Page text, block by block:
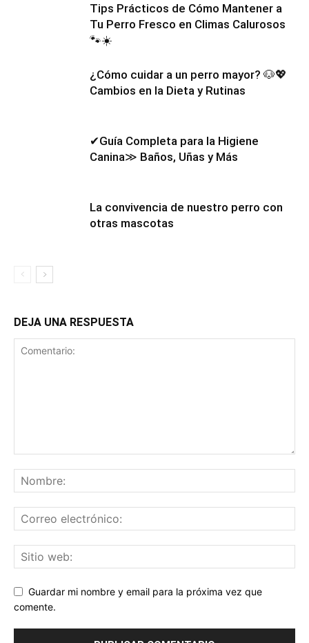
Tips Prácticos de Cómo Mantener a
Tu Perro Fresco en Climas Calurosos
🐾☀️
¿Cómo cuidar a un perro mayor? 🐶💖
Cambios en la Dieta y Rutinas
✔Guía Completa para la Higiene
Canina≫ Baños, Uñas y Más
La convivencia de nuestro perro con
otras mascotas
DEJA UNA RESPUESTA
Guardar mi nombre y email para la próxima vez que
comente.